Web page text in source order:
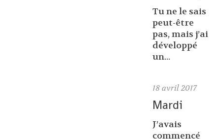
Tu ne le sais
peut-être
pas, mais j’ai
développé
un...
18 avril 2017
Mardi
J’avais
commencé